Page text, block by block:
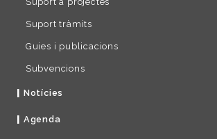
Suport tràmits
Guies i publicacions
Subvencions
Notícies
Agenda